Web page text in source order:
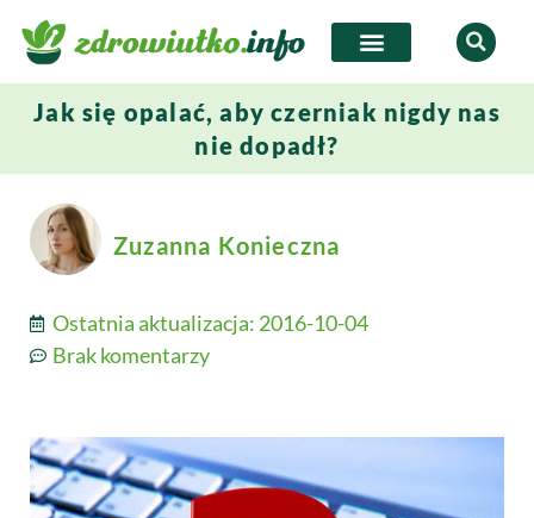
Jak się opalać, aby czerniak nigdy nas
nie dopadł?
Zuzanna Konieczna
Ostatnia aktualizacja: 2016-10-04
Brak komentarzy